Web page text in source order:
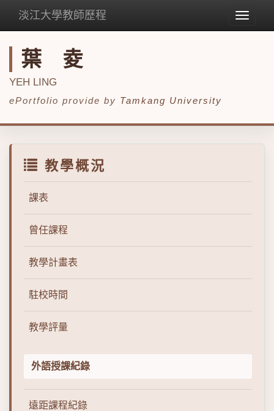
Toggle
淡江大學教師歷程
葉 夌
YEH LING
ePortfolio provide by Tamkang University
教學概況
課表
曾任課程
教學計畫表
駐校時間
教學評量
外語授課紀錄
遠距課程紀錄